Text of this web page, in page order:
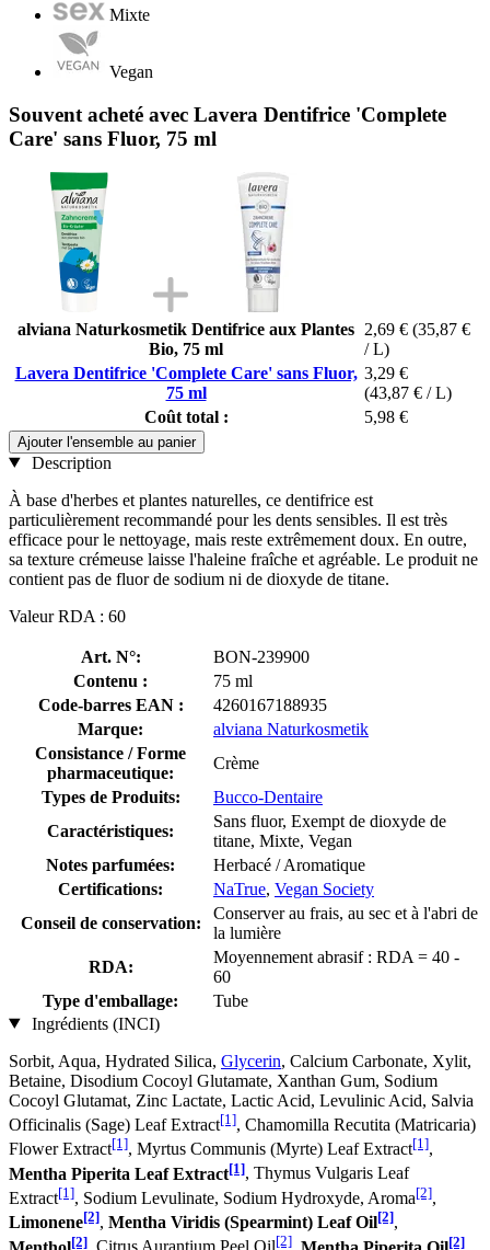
Mixte
Vegan
Souvent acheté avec Lavera Dentifrice 'Complete
Care' sans Fluor, 75 ml
alviana Naturkosmetik Dentifrice aux Plantes
Bio, 75 ml
2,69 € (35,87 €
/ L)
Lavera Dentifrice 'Complete Care' sans Fluor,
75 ml
3,29 €
(43,87 € / L)
Coût total :
5,98 €
Ajouter l'ensemble au panier
Description
À base d'herbes et plantes naturelles, ce dentifrice est
particulièrement recommandé pour les dents sensibles. Il est très
efficace pour le nettoyage, mais reste extrêmement doux. En outre,
sa texture crémeuse laisse l'haleine fraîche et agréable. Le produit ne
contient pas de fluor de sodium ni de dioxyde de titane.
Valeur RDA : 60
Art. N°:
BON-239900
Contenu :
75 ml
Code-barres EAN :
4260167188935
Marque:
alviana Naturkosmetik
Consistance / Forme
pharmaceutique:
Crème
Types de Produits:
Bucco-Dentaire
Caractéristiques:
Sans fluor, Exempt de dioxyde de
titane, Mixte, Vegan
Notes parfumées:
Herbacé / Aromatique
Certifications:
NaTrue, Vegan Society
Conseil de conservation:
Conserver au frais, au sec et à l'abri de
la lumière
RDA:
Moyennement abrasif : RDA = 40 -
60
Type d'emballage:
Tube
Ingrédients (INCI)
Sorbit, Aqua, Hydrated Silica, Glycerin, Calcium Carbonate, Xylit,
Betaine, Disodium Cocoyl Glutamate, Xanthan Gum, Sodium
Cocoyl Glutamat, Zinc Lactate, Lactic Acid, Levulinic Acid, Salvia
Officinalis (Sage) Leaf Extract[1], Chamomilla Recutita (Matricaria)
Flower Extract[1], Myrtus Communis (Myrte) Leaf Extract[1],
Mentha Piperita Leaf Extract[1], Thymus Vulgaris Leaf
Extract[1], Sodium Levulinate, Sodium Hydroxyde, Aroma[2],
Limonene[2], Mentha Viridis (Spearmint) Leaf Oil[2],
[2] [2] [2]